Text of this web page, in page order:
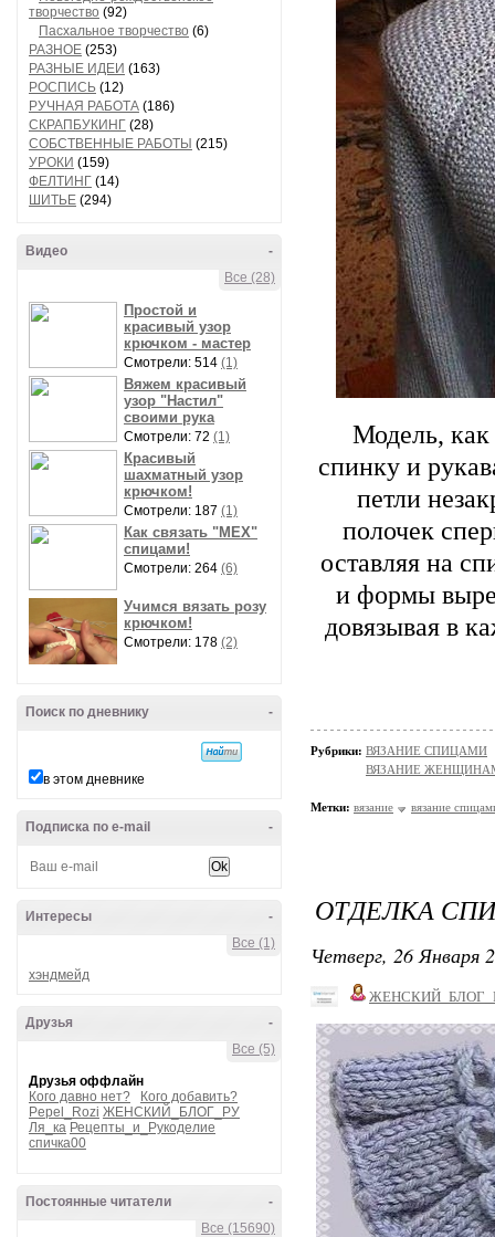
творчество (92)
Пасхальное творчество (6)
РАЗНОЕ (253)
РАЗНЫЕ ИДЕИ (163)
РОСПИСЬ (12)
РУЧНАЯ РАБОТА (186)
СКРАПБУКИНГ (28)
СОБСТВЕННЫЕ РАБОТЫ (215)
УРОКИ (159)
ФЕЛТИНГ (14)
ШИТЬЕ (294)
-
Видео
Все (28)
Простой и
красивый узор
крючком - мастер
Смотрели: 514 (1)
Вяжем красивый
узор "Настил"
своими рука
Смотрели: 72 (1)
Красивый
шахматный узор
крючком!
Смотрели: 187 (1)
Как связать "МЕХ"
спицами!
Смотрели: 264 (6)
Учимся вязать розу
крючком!
Смотрели: 178 (2)
-
Поиск по дневнику
в этом дневнике
-
Подписка по e-mail
-
Интересы
Все (1)
хэндмейд
-
Друзья
Все (5)
Друзья оффлайн
Кого давно нет?
Кого добавить?
Pepel_Rozi ЖЕНСКИЙ_БЛОГ_РУ
Ля_ка Рецепты_и_Рукоделие
спичка00
-
Постоянные читатели
Все (15690)
Модель, как
спинку и
петли
полочек
оставляя на
и формы
довязывая в
Рубрики: ВЯЗАНИЕ СПИЦАМИ
ВЯЗАНИЕ
Метки: вязание вязание
ОТДЕЛКА
Четверг, 26 Января